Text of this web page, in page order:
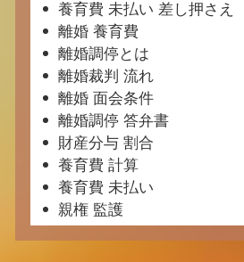
養育費 未払い 差し押さえ
離婚 養育費
離婚調停とは
離婚裁判 流れ
離婚 面会条件
離婚調停 答弁書
財産分与 割合
養育費 計算
養育費 未払い
親権 監護